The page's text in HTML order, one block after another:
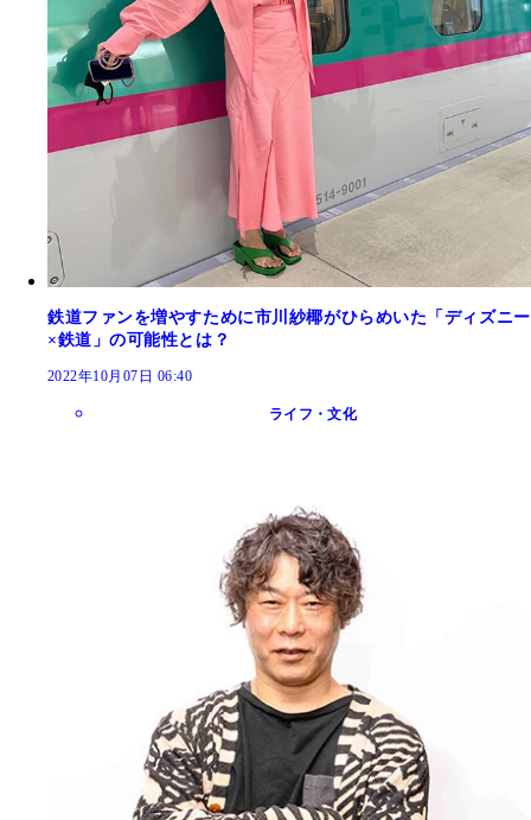
鉄道ファンを増やすために市川紗椰がひらめいた「ディズニー
×鉄道」の可能性とは？
2022年10月07日 06:40
ライフ・文化